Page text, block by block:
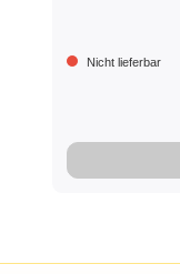
Nicht lieferbar